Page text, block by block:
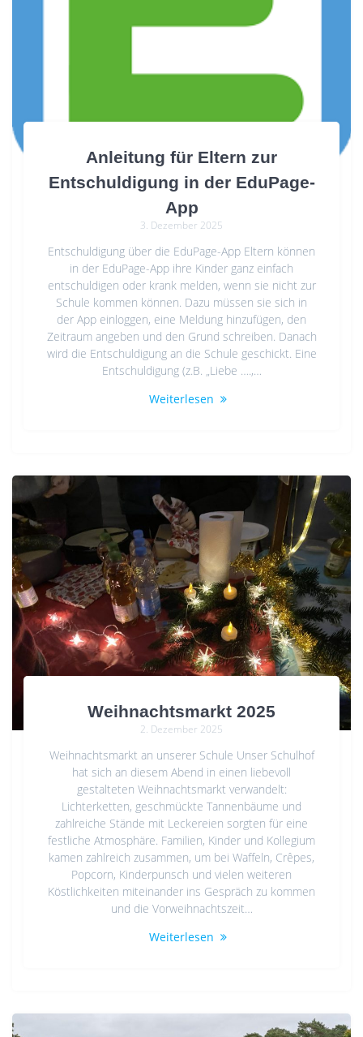
Anleitung für Eltern zur
Entschuldigung in der EduPage-
App
3. Dezember 2025
Entschuldigung über die EduPage-App Eltern können
in der EduPage-App ihre Kinder ganz einfach
entschuldigen oder krank melden, wenn sie nicht zur
Schule kommen können. Dazu müssen sie sich in
der App einloggen, eine Meldung hinzufügen, den
Zeitraum angeben und den Grund schreiben. Danach
wird die Entschuldigung an die Schule geschickt. Eine
Entschuldigung (z.B. „Liebe ….,…
Weiterlesen
Weihnachtsmarkt 2025
2. Dezember 2025
Weihnachtsmarkt an unserer Schule Unser Schulhof
hat sich an diesem Abend in einen liebevoll
gestalteten Weihnachtsmarkt verwandelt:
Lichterketten, geschmückte Tannenbäume und
zahlreiche Stände mit Leckereien sorgten für eine
festliche Atmosphäre. Familien, Kinder und Kollegium
kamen zahlreich zusammen, um bei Waffeln, Crêpes,
Popcorn, Kinderpunsch und vielen weiteren
Köstlichkeiten miteinander ins Gespräch zu kommen
und die Vorweihnachtszeit…
Weiterlesen